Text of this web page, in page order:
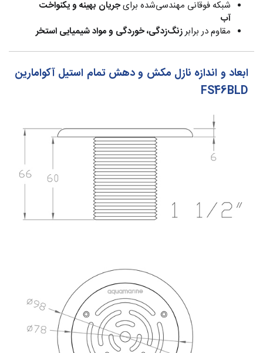
شبکه فوقانی مهندسی‌شده برایجریان بهینه و یکنواخت
آب
مقاوم در برابرزنگ‌زدگی، خوردگی و مواد شیمیایی استخر
ابعاد و اندازه نازل مکش و دهش تمام استیل آکوامارین
FS46BLD